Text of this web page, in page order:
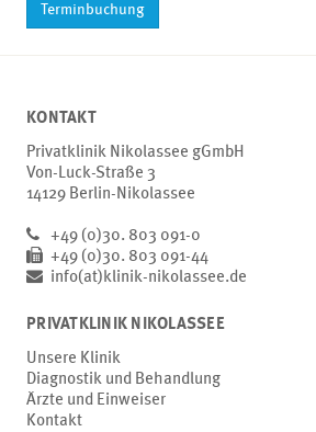
Terminbuchung
KONTAKT
Privatklinik Nikolassee gGmbH
Von-Luck-Straße 3
14129 Berlin-Nikolassee
+49 (0)30. 803 091-0
+49 (0)30. 803 091-44
info(at)klinik-nikolassee.de
PRIVATKLINIK NIKOLASSEE
Unsere Klinik
Diagnostik und Behandlung
Ärzte und Einweiser
Kontakt